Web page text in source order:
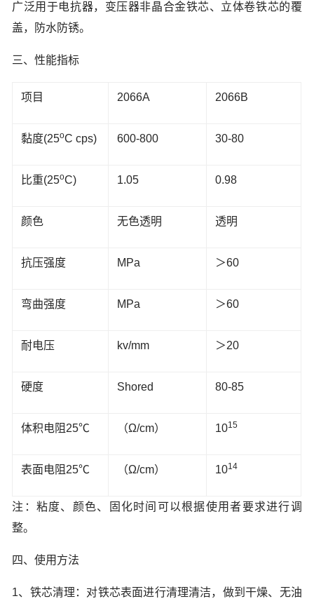
广泛用于电抗器，变压器非晶合金铁芯、立体卷铁芯的覆
盖，防水防锈。
三、性能指标
项目 2066A 2066B
黏度(25oC cps) 600-800 30-80
比重(25oC) 1.05 0.98
颜色 无色透明 透明
抗压强度 MPa ＞60
弯曲强度 MPa ＞60
耐电压 kv/mm ＞20
硬度 Shored 80-85
体积电阻25℃ （Ω/cm） 1015
表面电阻25℃ （Ω/cm） 1014
注：粘度、颜色、固化时间可以根据使用者要求进行调
整。
四、使用方法
1、铁芯清理：对铁芯表面进行清理清洁，做到干燥、无油